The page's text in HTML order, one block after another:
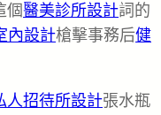
個醫美診所設計詞的
內設計槍擊事務后健
人招待所設計張水瓶